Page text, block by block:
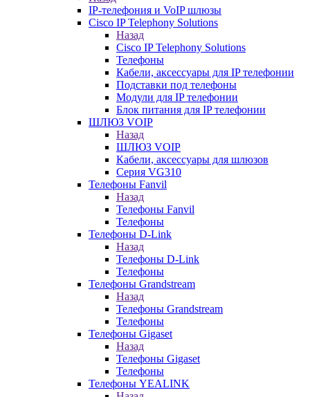
IP-телефония и VoIP шлюзы
Cisco IP Telephony Solutions
Назад
Cisco IP Telephony Solutions
Телефоны
Кабели, аксессуары для IP телефонии
Подставки под телефоны
Модули для IP телефонии
Блок питания для IP телефонии
ШЛЮЗ VOIP
Назад
ШЛЮЗ VOIP
Кабели, аксессуары для шлюзов
Серия VG310
Телефоны Fanvil
Назад
Телефоны Fanvil
Телефоны
Телефоны D-Link
Назад
Телефоны D-Link
Телефоны
Телефоны Grandstream
Назад
Телефоны Grandstream
Телефоны
Телефоны Gigaset
Назад
Телефоны Gigaset
Телефоны
Телефоны YEALINK